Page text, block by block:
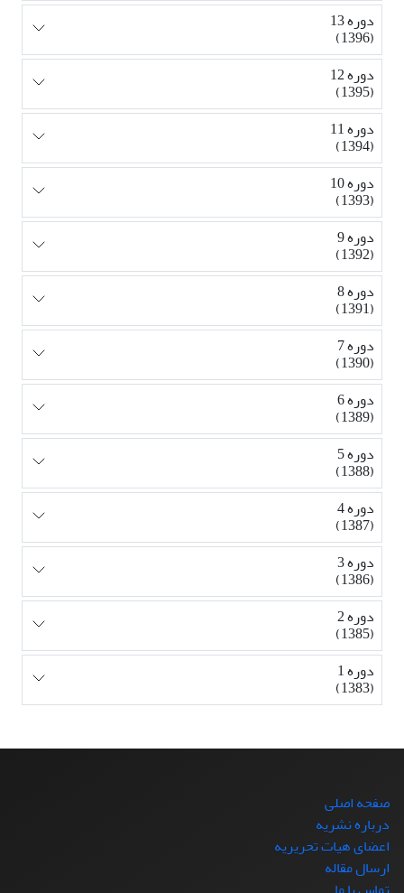
دوره 13
(1396)
دوره 12
(1395)
دوره 11
(1394)
دوره 10
(1393)
دوره 9
(1392)
دوره 8
(1391)
دوره 7
(1390)
دوره 6
(1389)
دوره 5
(1388)
دوره 4
(1387)
دوره 3
(1386)
دوره 2
(1385)
دوره 1
(1383)
صفحه اصلی
درباره نشریه
اعضای هیات تحریریه
ارسال مقاله